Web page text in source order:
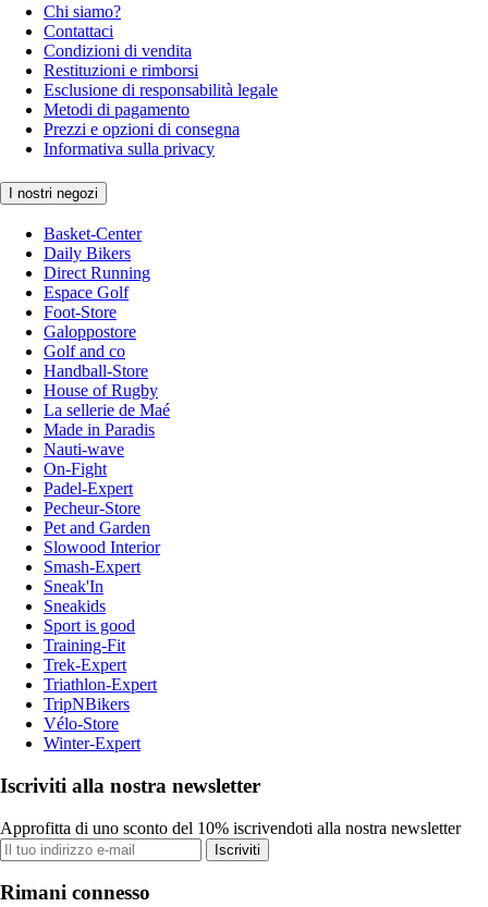
Chi siamo?
Contattaci
Condizioni di vendita
Restituzioni e rimborsi
Esclusione di responsabilità legale
Metodi di pagamento
Prezzi e opzioni di consegna
Informativa sulla privacy
I nostri negozi
Basket-Center
Daily Bikers
Direct Running
Espace Golf
Foot-Store
Galoppostore
Golf and co
Handball-Store
House of Rugby
La sellerie de Maé
Made in Paradis
Nauti-wave
On-Fight
Padel-Expert
Pecheur-Store
Pet and Garden
Slowood Interior
Smash-Expert
Sneak'In
Sneakids
Sport is good
Training-Fit
Trek-Expert
Triathlon-Expert
TripNBikers
Vélo-Store
Winter-Expert
Iscriviti alla nostra newsletter
Approfitta di uno sconto del 10% iscrivendoti alla nostra newsletter
Iscriviti
Rimani connesso